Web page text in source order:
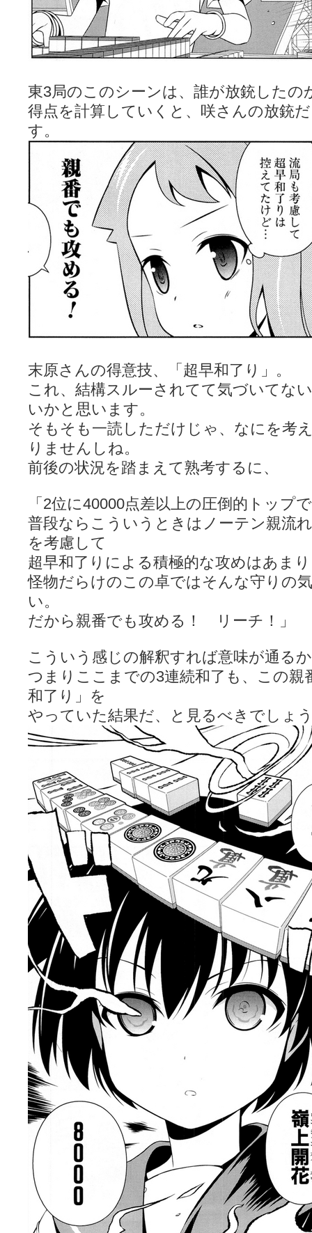
東3局のこのシーンは、誰が放銃したの
得点を計算していくと、咲さんの放銃
す。
末原さんの得意技、「超早和了り」。
これ、結構スルーされてて気づいてな
いかと思います。
そもそも一読しただけじゃ、なにを考
りませんしね。
前後の状況を踏まえて熟考するに、
「2位に40000点差以上の圧倒的トップ
普段ならこういうときはノーテン親流
を考慮して
超早和了りによる積極的な攻めはあま
怪物だらけのこの卓ではそんな守りの
い。
だから親番でも攻める！ リーチ！」
こういう感じの解釈すれば意味が通る
つまりここまでの3連続和了も、この親
和了り」を
やっていた結果だ、と見るべきでしょ